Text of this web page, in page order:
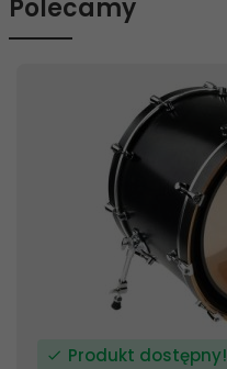
Polecamy
Produkt dostępny!